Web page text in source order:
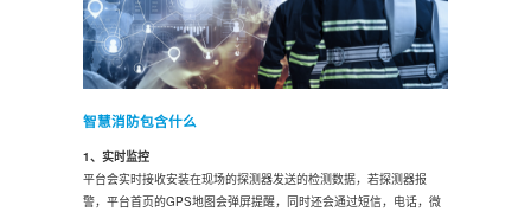
智慧消防包含什么
1、实时监控
平台会实时接收安装在现场的探测器发送的检测数据，若探测器报
警，平台首页的GPS地图会弹屏提醒，同时还会通过短信，电话，微